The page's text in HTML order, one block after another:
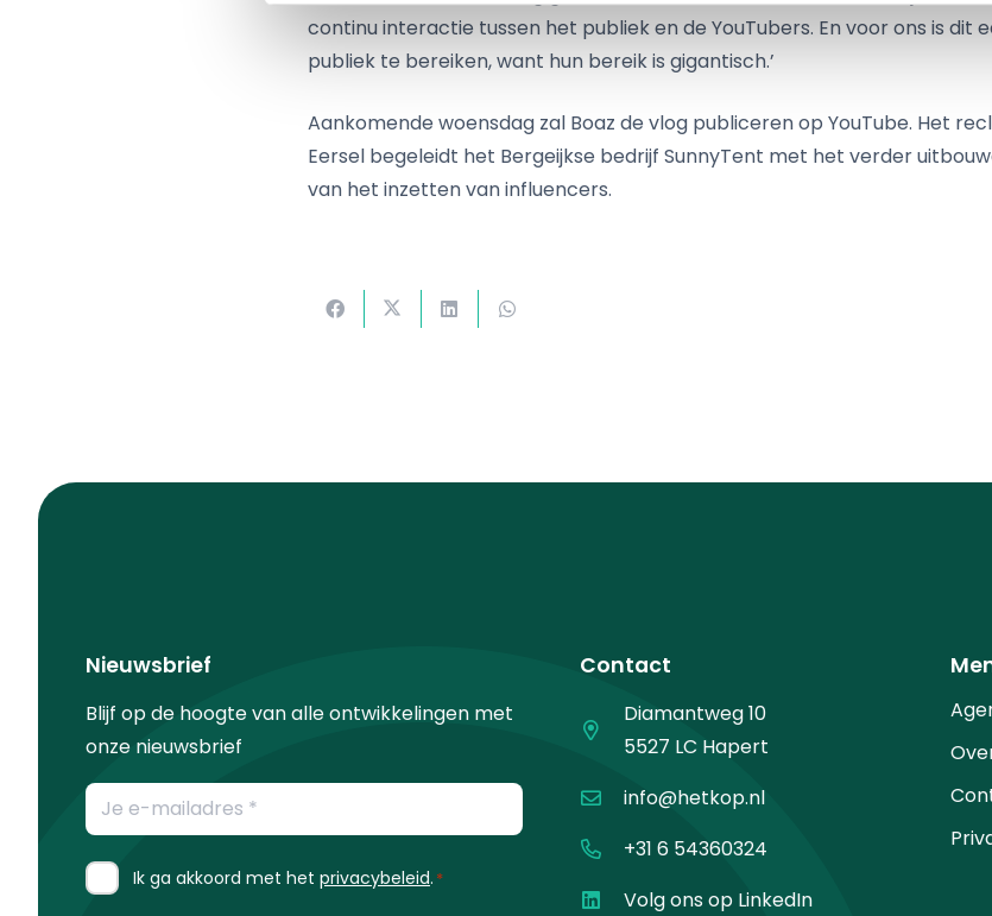
continu interactie tussen het publiek en de YouTubers. En voor ons is dit
publiek te bereiken, want hun bereik is gigantisch.’
Aankomende woensdag zal Boaz de vlog publiceren op YouTube. Het
Eersel begeleidt het Bergeijkse bedrijf SunnyTent met het verder
van het inzetten van influencers.
Nieuwsbrief
Blijf op de hoogte van alle ontwikkelingen met
onze nieuwsbrief
E-
mailadres
*
Instemming
Ik ga akkoord met het privacybeleid. *
Contact
Diamantweg 10
5527 LC Hapert
info@hetkop.nl
+31 6 54360324
Volg ons op LinkedIn